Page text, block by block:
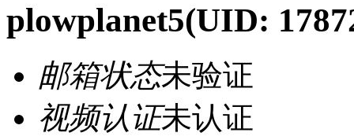
plowplanet5(UID:
邮箱状态未验证
视频认证未认证